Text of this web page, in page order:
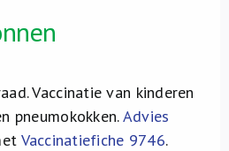
Vaccinatie van kinderen
pneumokokken.Advies
Vaccinatiefiche 9746.